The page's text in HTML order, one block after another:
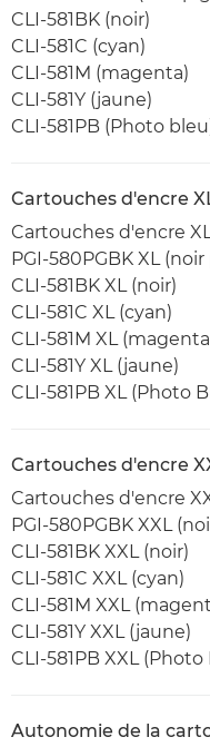
CLI-581BK (noir)
CLI-581C (cyan)
CLI-581M (magenta)
CLI-581Y (jaune)
CLI-581PB (Photo
Cartouches d'encre
Cartouches d'encre
PGI-580PGBK XL
CLI-581BK XL (noir)
CLI-581C XL (cyan)
CLI-581M XL
CLI-581Y XL (jaune)
CLI-581PB XL (Photo
Cartouches d'encre
Cartouches d'encre
PGI-580PGBK XXL
CLI-581BK XXL (noir)
CLI-581C XXL (cyan)
CLI-581M XXL
CLI-581Y XXL (jaune)
CLI-581PB XXL (Photo
Autonomie de la